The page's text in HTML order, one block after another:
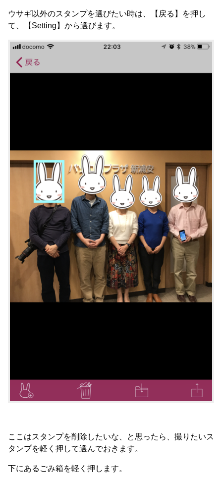
ウサギ以外のスタンプを選びたい時は、【戻る】を押し
て、【Setting】から選びます。
ここはスタンプを削除したいな、と思ったら、撮りたいス
タンプを軽く押して選んでおきます。
下にあるごみ箱を軽く押します。